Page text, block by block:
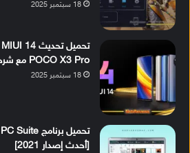
18 سبتمبر 2025
POCO X3 Pro مع شرح التثبيت
18 سبتمبر 2025
[أحدث إصدار 2021]